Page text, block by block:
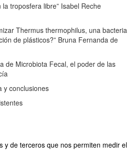
y de terceros que nos permiten medir el
troposfera libre” Isabel Reche
Thermus thermophilus, una bacteria
de plásticos?” Bruna Fernanda de
de Microbiota Fecal, el poder de las
y conclusiones